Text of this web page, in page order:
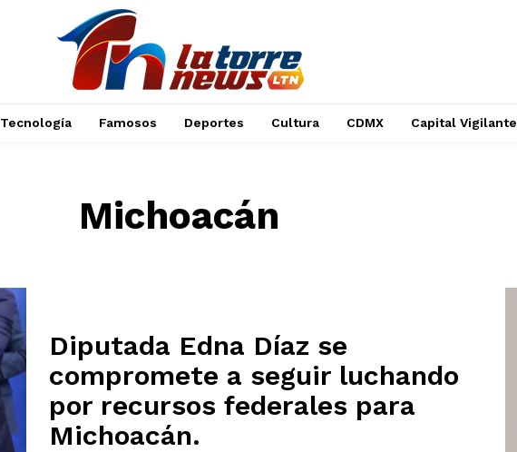
Tecnología Famosos Deportes Cultura CDMX Capital Vigilante
Michoacán
Diputada Edna Díaz se
compromete a seguir luchando
por recursos federales para
Michoacán.